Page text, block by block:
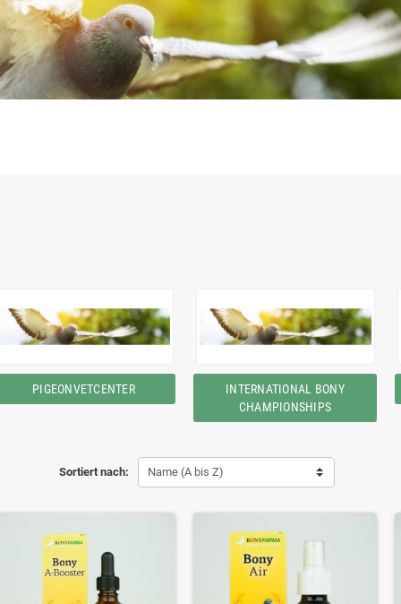
PIGEONVETCENTER
INTERNATIONAL BONY
CHAMPIONSHIPS
Sortiert nach: Name (A bis Z)